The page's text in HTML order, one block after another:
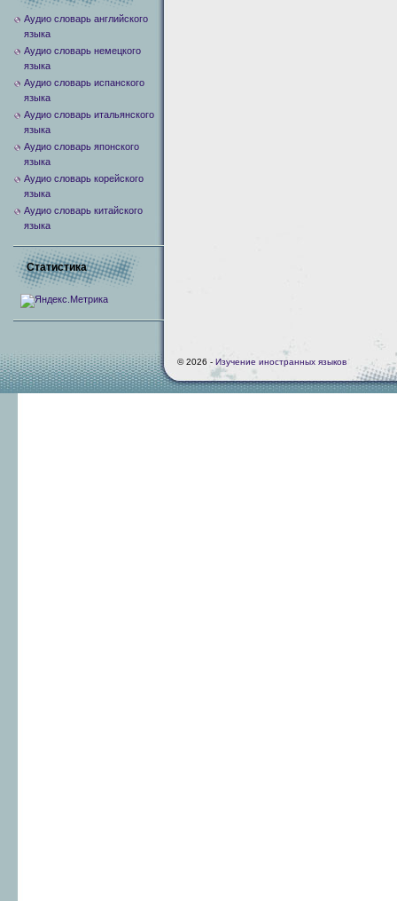
Аудио словарь английского
языка
Аудио словарь немецкого
языка
Аудио словарь испанского
языка
Аудио словарь итальянского
языка
Аудио словарь японского
языка
Аудио словарь корейского
языка
Аудио словарь китайского
языка
Статистика
© 2026 - Изучение иностранных языков